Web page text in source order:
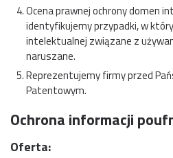
Ocena prawnej ochrony domen
identyfikujemy przypadki, w
intelektualnej związane z
naruszane.
Reprezentujemy firmy przed
Patentowym.
Ochrona informacji
Oferta: